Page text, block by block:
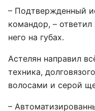
– Подтвержденный
командор, – ответил
него на губах.
Астелян направил
техника,
волосами и серой
–